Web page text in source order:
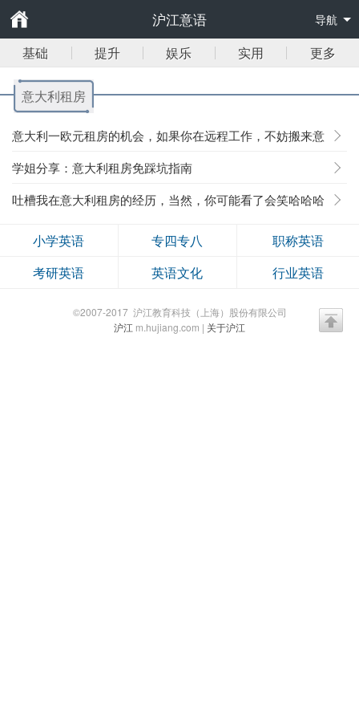
沪江意语 导航
基础 提升 娱乐 实用 更多
意大利租房
意大利一欧元租房的机会，如果你在远程工作，不妨搬来意
大利生活
学姐分享：意大利租房免踩坑指南
吐槽我在意大利租房的经历，当然，你可能看了会笑哈哈哈
小学英语 专四专八
职称英语
考研英语
英语文化 行业英语
©2007-2017 沪江教育科技（上海）股份有限公司
沪江 m.hujiang.com | 关于沪江